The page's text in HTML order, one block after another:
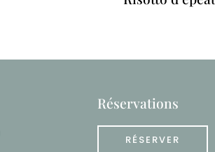
Réservations
RÉSERVER